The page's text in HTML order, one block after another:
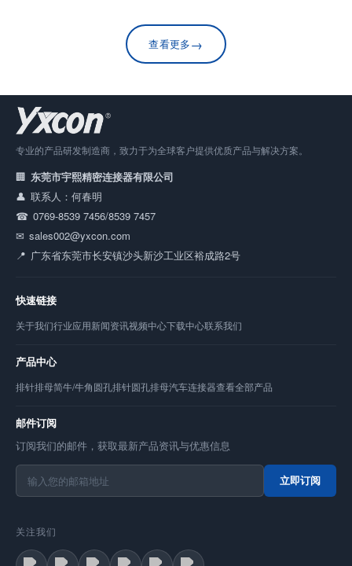
查看更多→
专业的产品研发制造商，致力于为全球客户提供优质产品与解决方案。
东莞市宇熙精密连接器有限公司
联系人：何春明
0769-8539 7456/8539 7457
sales002@yxcon.com
广东省东莞市长安镇沙头新沙工业区裕成路2号
快速链接
关于我们行业应用新闻资讯视频中心下载中心联系我们
产品中心
排针排母简牛/牛角圆孔排针圆孔排母汽车连接器查看全部产品
邮件订阅
订阅我们的邮件，获取最新产品资讯与优惠信息
立即订阅
关注我们